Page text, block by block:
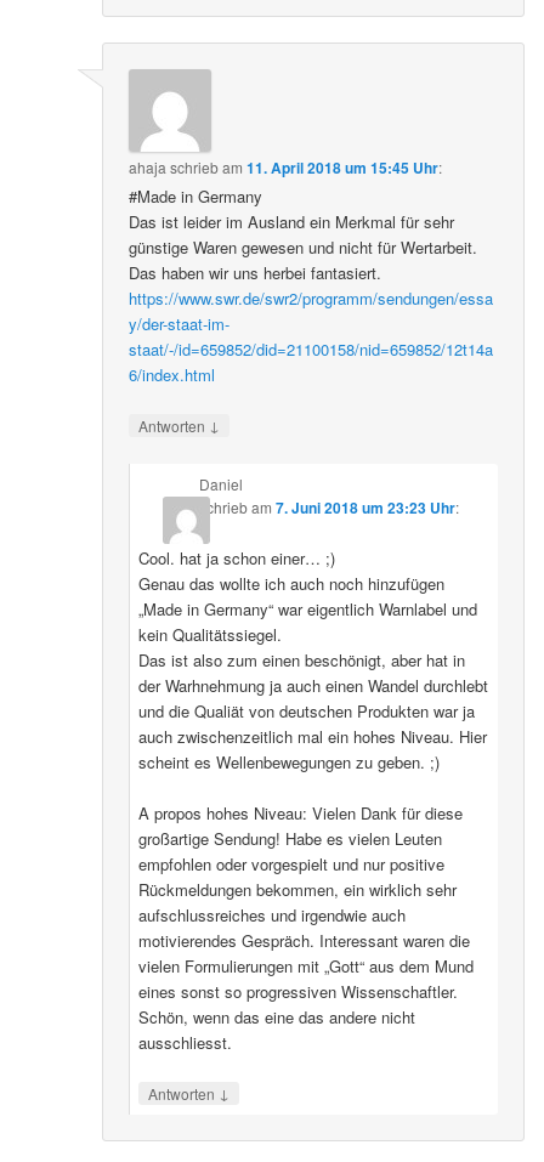
ahaja schriebam11. April 2018 um 15:45 Uhr:
#Made in Germany
Das ist leider im Ausland ein Merkmal für sehr
günstige Waren gewesen und nicht für Wertarbeit.
Das haben wir uns herbei fantasiert.
https://www.swr.de/swr2/programm/sendungen/essa
y/der-staat-im-
staat/-/id=659852/did=21100158/nid=659852/12t14a
6/index.html
Antworten ↓
Daniel
schriebam 7. Juni 2018 um 23:23 Uhr:
Cool. hat ja schon einer… ;)
Genau das wollte ich auch noch hinzufügen
„Made in Germany“ war eigentlich Warnlabel und
kein Qualitätssiegel.
Das ist also zum einen beschönigt, aber hat in
der Warhnehmung ja auch einen Wandel durchlebt
und die Qualiät von deutschen Produkten war ja
auch zwischenzeitlich mal ein hohes Niveau. Hier
scheint es Wellenbewegungen zu geben. ;)
A propos hohes Niveau: Vielen Dank für diese
großartige Sendung! Habe es vielen Leuten
empfohlen oder vorgespielt und nur positive
Rückmeldungen bekommen, ein wirklich sehr
aufschlussreiches und irgendwie auch
motivierendes Gespräch. Interessant waren die
vielen Formulierungen mit „Gott“ aus dem Mund
eines sonst so progressiven Wissenschaftler.
Schön, wenn das eine das andere nicht
ausschliesst.
Antworten ↓